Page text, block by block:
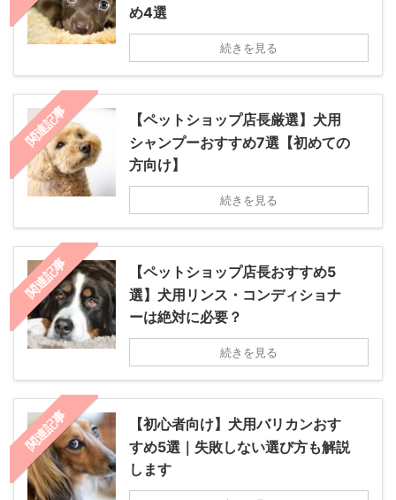
め4選
続きを見る
関連記事
【ペットショップ店長厳選】犬用
シャンプーおすすめ7選【初めての
方向け】
続きを見る
関連記事
【ペットショップ店長おすすめ5
選】犬用リンス・コンディショナ
ーは絶対に必要？
続きを見る
関連記事
【初心者向け】犬用バリカンおす
すめ5選｜失敗しない選び方も解説
します